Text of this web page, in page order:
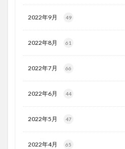
2022年9月 49
2022年8月 61
2022年7月 66
2022年6月 44
2022年5月 47
2022年4月 65